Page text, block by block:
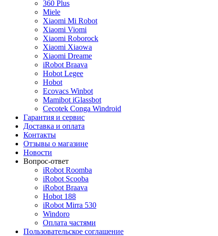
360 Plus
Miele
Xiaomi Mi Robot
Xiaomi Viomi
Xiaomi Roborock
Xiaomi Xiaowa
Xiaomi Dreame
iRobot Braava
Hobot Legee
Hobot
Ecovacs Winbot
Mamibot iGlassbot
Cecotek Conga Windroid
Гарантия и сервис
Доставка и оплата
Контакты
Отзывы о магазине
Новости
Вопрос-ответ
iRobot Roomba
iRobot Scooba
iRobot Braava
Hobot 188
iRobot Mirra 530
Windoro
Оплата частями
Пользовательское соглашение